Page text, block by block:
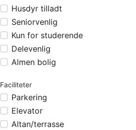
Husdyr tilladt
Seniorvenlig
Kun for studerende
Delevenlig
Almen bolig
Faciliteter
Parkering
Elevator
Altan/terrasse